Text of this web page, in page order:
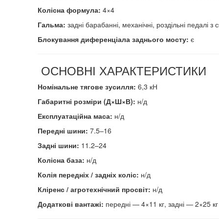
Колісна формула: 4×4
Гальма: задні барабанні, механічні, роздільні педалі з
Блокування диференціала заднього мосту: є
ОСНОВНІ ХАРАКТЕРИСТИКИ
Номінальне тягове зусилля: 6,3 кН
Габаритні розміри (Д×Ш×В): н/д
Експлуатаційна маса: н/д
Передні шини: 7.5–16
Задні шини: 11.2–24
Колісна база: н/д
Колія передніх / задніх коліс: н/д
Кліренс / агротехнічний просвіт: н/д
Додаткові вантажі: передні — 4×11 кг, задні — 2×25 кг